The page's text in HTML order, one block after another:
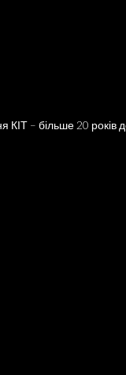
КІТ – більше 20 років